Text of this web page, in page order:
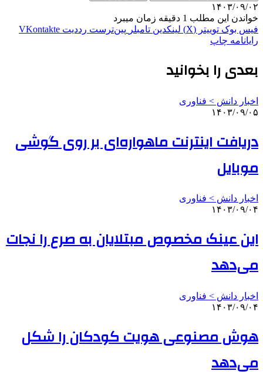
۱۴۰۳/۰۹/۰۲
خواندن این مطلب 1 دقیقه زمان میبرد
فیس بوک توییتر (X) لینکدین ‫تامبلر ‫پین‌ترست ‫رددیت ‫VKontakte
رایانامه چاپ
بعدی را بخوانید
اخبار دانش > فناوری‌
۱۴۰۳/۰۹/۰۵
دریافت اینترنت ماهواره‌ای بر روی گوشی
موبایل
اخبار دانش > فناوری‌
۱۴۰۳/۰۹/۰۴
این عینک مخصوص مبتلایان به صرع را نجات
می‌دهد
اخبار دانش > فناوری‌
۱۴۰۳/۰۹/۰۴
هوش مصنوعی هویت کودکان را شکل
می‌دهد